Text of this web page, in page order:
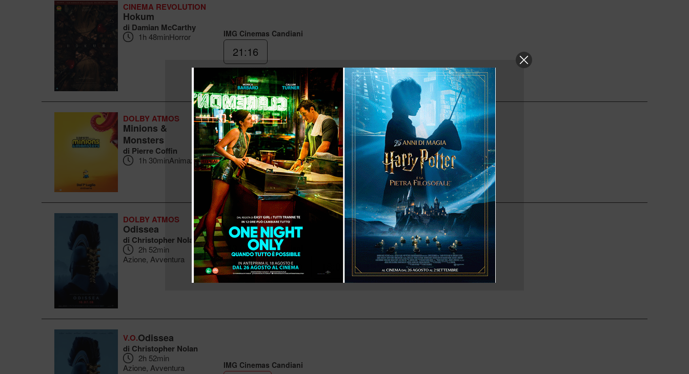
CINEMA REVOLUTION
Hokum
di Damian McCarthy
1h 48minHorror IMG Cinemas Candiani
21:16
DOLBY ATMOS
Minions &
Monsters
di Pierre Coffin
1h 30minAnimazione
IMG Cinemas Candiani
16:25
DOLBY ATMOS
Odissea
di Christopher Nolan
2h 52min
Azione, Avventura
IMG Cinemas Candiani
16:30 17:20 18:05 19:30 21:15
V.O.Odissea
di Christopher Nolan
2h 52min
Azione, Avventura
IMG Cinemas Candiani